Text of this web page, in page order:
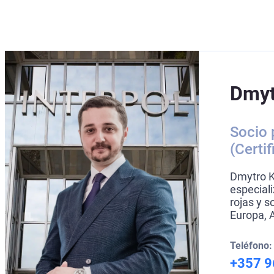
Socio
Dmytro
rojas y
Europa,
Teléfono:
+357